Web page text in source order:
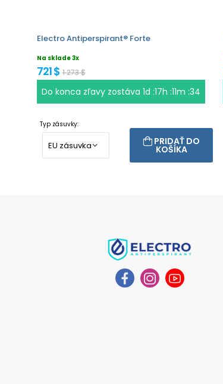
Electro Antiperspirant® Forte
Na sklade 3x
721 $ 1 273 $
Do konca zľavy zostáva1d :17h :11m :33
Typ zásuvky:
PRIDAŤ DO
KOŠÍKA